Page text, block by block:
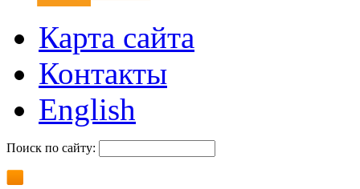
Карта сайта
Контакты
English
Поиск по сайту: